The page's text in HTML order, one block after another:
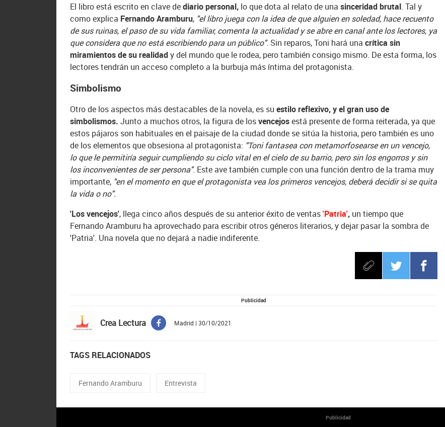
El libro está escrito en clave dediario personal, lo que dota al relato de unasinceridad brutal. Tal y
como explica Fernando Aramburu, "el libro juega con la idea de que alguien en soledad, hace recuento
de sus ruinas, el paso de su vida familiar, comenta la actualidad y se abre en canal ante los lectores, ya
que considera que no está escribiendo para un público". Sin reparos, Toni hará unacrítica sin
miramientos de su realidady del mundo que le rodea, pero también consigo mismo. De esta forma, los
lectores tendrán un acceso completo a la burbuja más íntima del protagonista.
Simbolismo
Otro de los aspectos más destacables de la novela, es suestilo reflexivo, y el gran uso de
simbolismos.Junto a muchos otros, la figura de losvencejosestá presente de forma reiterada, ya que
estos pájaros son habituales en el paisaje de la ciudad donde se sitúa la historia, pero también es uno
de los elementos que obsesiona al protagonista: "Toni fantasea con metamorfosearse en un vencejo,
lo que le permitiría seguir cumpliendo su ciclo vital en el cielo de su barrio, pero sin los engorros y sin
los inconvenientes de ser persona". Este ave también cumple con una función dentro de la trama muy
importante, "en el momento en que el protagonista vea los primeros vencejos, deberá decidir si se quita
la vida o no".
'Los vencejos', llega cinco años después de su anterior éxito de ventas'Patria', un tiempo que
Fernando Aramburu ha aprovechado para escribir otros géneros literarios, y dejar pasar la sombra de
'Patria'. Una novela que no dejará a nadie indiferente.
Publicidad
Crea Lectura Madrid | 30/10/2021
TAGS RELACIONADOS
Fernando Aramburu Entrevista
Publicidad